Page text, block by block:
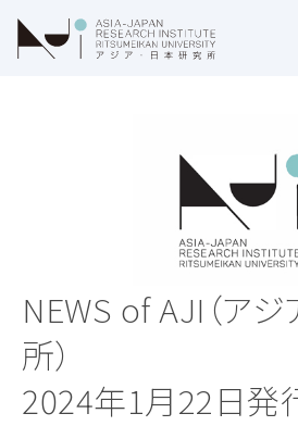
NEWS of AJI（ア
所）
2024年1月22日発